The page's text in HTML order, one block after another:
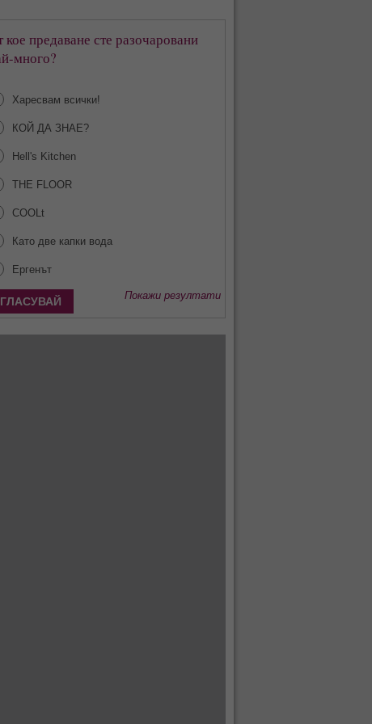
кое предаване сте разочаровани
много?
Харесвам всички!
КОЙ ДА ЗНАЕ?
Hell's Kitchen
THE FLOOR
COOLt
Като две капки вода
Ергенът
Покажи резултати